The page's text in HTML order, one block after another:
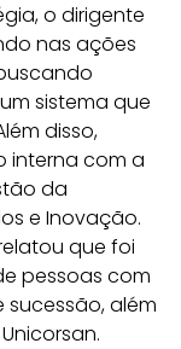
o dirigente
nas ações
sistema que
disso,
interna com a
da
e Inovação.
que foi
pessoas com
sucessão, além